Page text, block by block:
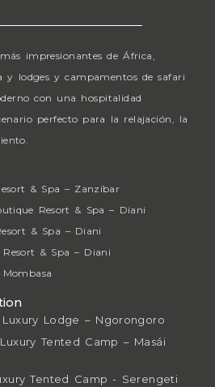
impresionantes de África,
y lodges y campamentos de safari
con una hospitalidad
perfecto para la relajación, la
& Spa – Zanzíbar
Resort & Spa – Diani
& Spa – Diani
Resort & Spa – Diani
Lodge – Ngorongoro
Tented Camp – Masái
Tented Camp - Serengeti